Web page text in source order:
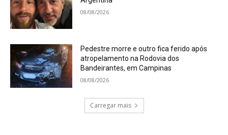
08/08/2026
Pedestre morre e outro fica ferido após
atropelamento na Rodovia dos
Bandeirantes, em Campinas
08/08/2026
Carregar mais